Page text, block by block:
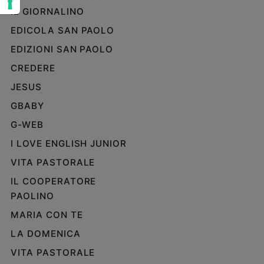
e
Bioetica
Riflessioni
Video
Podcast
Privacy
IL GIORNALINO
EDICOLA SAN PAOLO
EDIZIONI SAN PAOLO
CREDERE
JESUS
GBABY
G-WEB
I LOVE ENGLISH JUNIOR
VITA PASTORALE
IL COOPERATORE
PAOLINO
MARIA CON TE
LA DOMENICA
VITA PASTORALE